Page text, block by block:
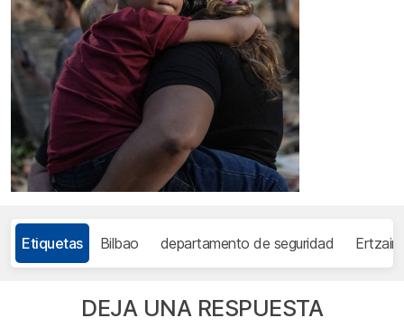
Etiquetas Bilbao departamento de seguridad
DEJA UNA RESPUESTA